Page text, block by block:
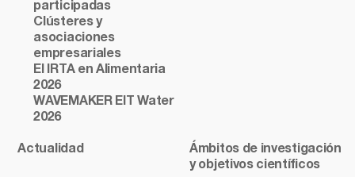
participadas
Clústeres y
asociaciones
empresariales
El IRTA en Alimentaria
2026
WAVEMAKER EIT Water
2026
Actualidad
Ámbitos de investigación
y objetivos científicos